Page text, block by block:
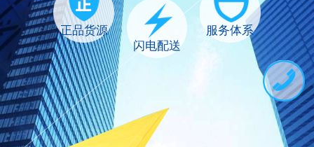
正品货源
闪电配送
服务体系